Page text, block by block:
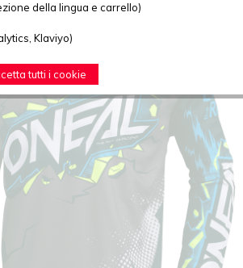
della lingua e carrello)
Klaviyo)
tutti i cookie